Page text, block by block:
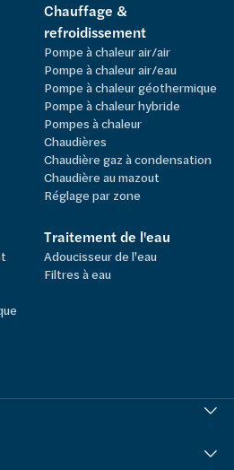
Chauffage &
refroidissement
Pompe à chaleur air/air
Pompe à chaleur air/eau
Pompe à chaleur géothermique
Pompe à chaleur hybride
Pompes à chaleur
Chaudières
Chaudière gaz à condensation
Chaudière au mazout
Réglage par zone
Traitement de l'eau
Adoucisseur de l'eau
Filtres à eau